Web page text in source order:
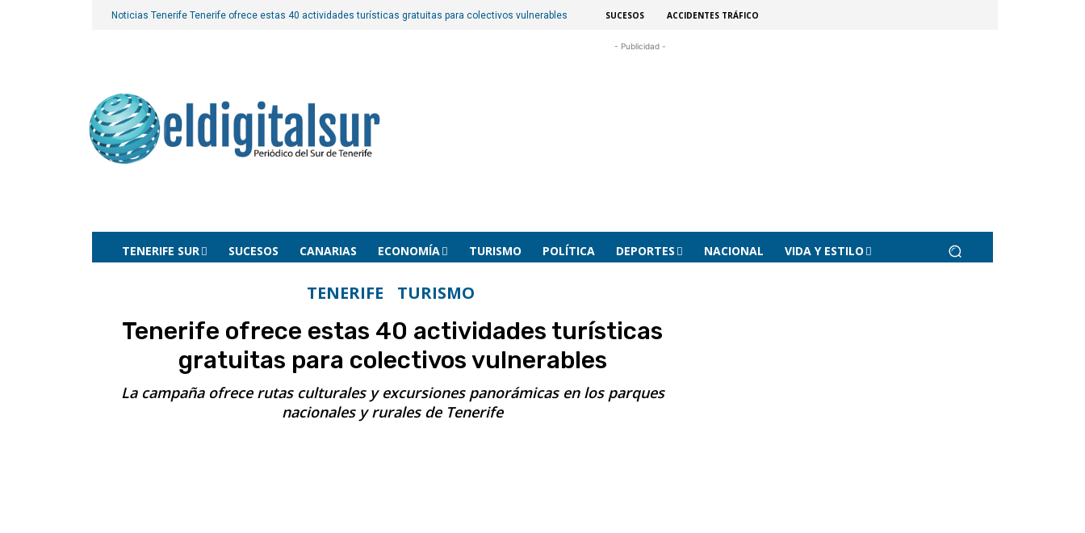
Noticias Tenerife Tenerife ofrece estas 40 actividades turísticas gratuitas para colectivos vulnerables SUCESOS ACCIDENTES TRÁFICO
- Publicidad -
TENERIFE SUR SUCESOS CANARIAS ECONOMÍA TURISMO POLÍTICA DEPORTES NACIONAL VIDA Y ESTILO
TENERIFE TURISMO
Tenerife ofrece estas 40 actividades turísticas
gratuitas para colectivos vulnerables
La campaña ofrece rutas culturales y excursiones panorámicas en los parques
nacionales y rurales de Tenerife